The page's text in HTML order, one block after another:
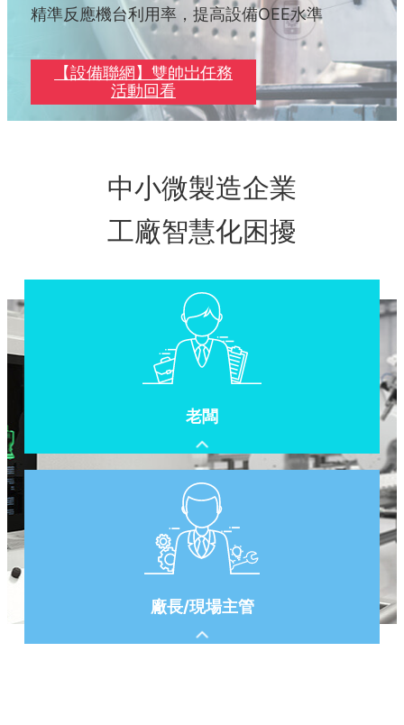
精準反應機台利用率，提高設備OEE水準
【設備聯網】雙帥岀任務
活動回看
中小微製造企業
工廠智慧化困擾
老闆
每天到處跑客戶，生產狀況究竟怎樣？
到底機台幫我賺了多少錢？
機台的利用率是如何？
廠長/現場主管